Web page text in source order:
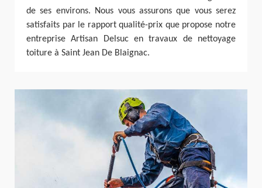
de ses environs. Nous vous assurons que vous serez
satisfaits par le rapport qualité-prix que propose notre
entreprise Artisan Delsuc en travaux de nettoyage
toiture à Saint Jean De Blaignac.